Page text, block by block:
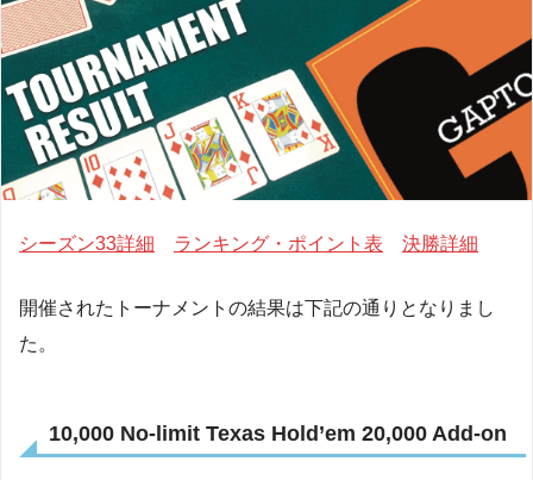
シーズン33詳細 ランキング・ポイント表 決勝詳細
開催されたトーナメントの結果は下記の通りとなりまし
た。
10,000 No-limit Texas Hold’em 20,000 Add-on